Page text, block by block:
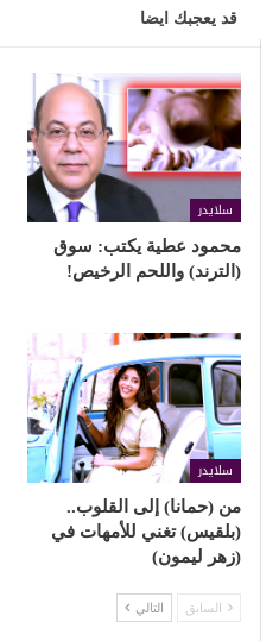
قد يعجبك ايضا
سلايدر
محمود عطية يكتب: سوق
(الترند) واللحم الرخيص!
سلايدر
من (حمانا) إلى القلوب..
(بلقيس) تغني للأمهات في
(زهر ليمون)
السابق التالي